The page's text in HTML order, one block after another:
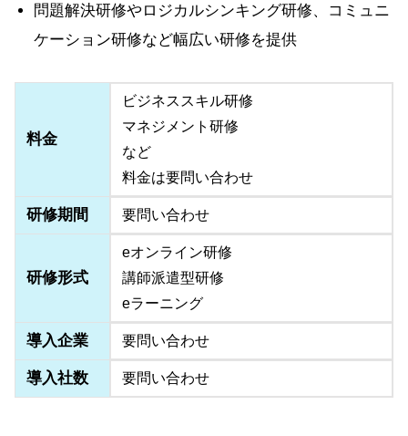
問題解決研修やロジカルシンキング研修、コミュニ
ケーション研修など幅広い研修を提供
料金
ビジネススキル研修
マネジメント研修
など
料金は要問い合わせ
研修期間 要問い合わせ
研修形式
eオンライン研修
講師派遣型研修
eラーニング
導入企業 要問い合わせ
導入社数 要問い合わせ